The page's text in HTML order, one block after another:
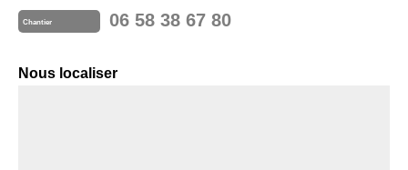
Chantier 06 58 38 67 80
Nous localiser